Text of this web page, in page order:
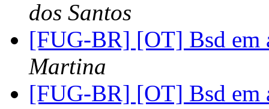
dos Santos
[FUG-BR] [OT] Bsd em
Martina
[FUG-BR] [OT] Bsd em